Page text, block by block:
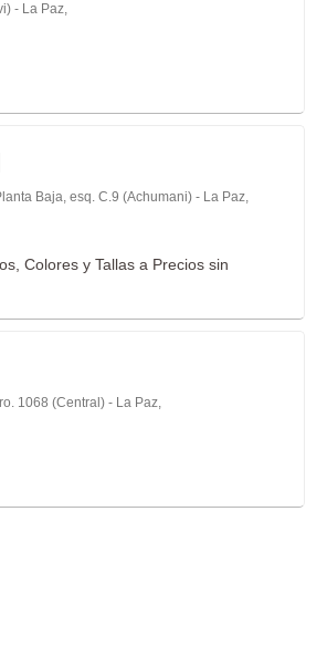
- La Paz,
Baja, esq. C.9 (Achumani) - La Paz,
Colores y Tallas a Precios sin
1068 (Central) - La Paz,